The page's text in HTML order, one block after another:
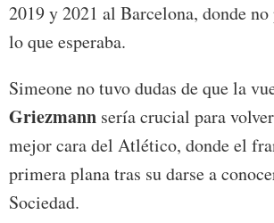
2019 y 2021 al Barcelona, donde
lo que esperaba.
Simeone no tuvo dudas de que la
Griezmann sería crucial para
mejor cara del Atlético, donde el
primera plana tras su darse a
Sociedad.